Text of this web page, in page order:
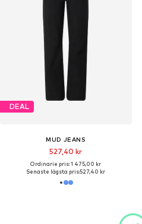
DEAL
MUD JEANS
527,40 kr
Ordinarie pris: 1 475,00 kr
Senaste lägsta pris:527,40 kr